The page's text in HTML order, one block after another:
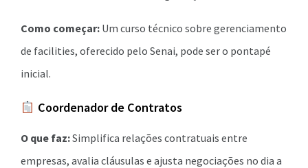
Como começar: Um curso técnico sobre gerenciamento
de facilities, oferecido pelo Senai, pode ser o pontapé
inicial.
Coordenador de Contratos
O que faz:Simplifica relações contratuais entre
empresas, avalia cláusulas e ajusta negociações no dia a